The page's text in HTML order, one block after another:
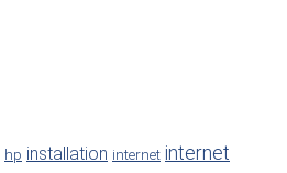
hp installation internet internet